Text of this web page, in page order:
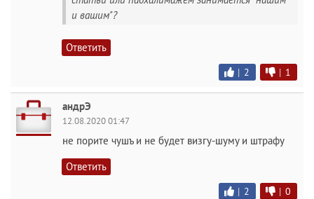
и вашим"?
Ответить
| 2 | 1
андрЭ
12.08.2020 01:47
не порите чушъ и не будет визгу-шуму и штрафу
Ответить
| 2 | 0